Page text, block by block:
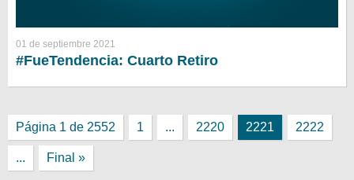
01 de septiembre 2021
#FueTendencia: Cuarto Retiro
Página 1 de 2552 1 ... 2220 2221 2222
... Final »